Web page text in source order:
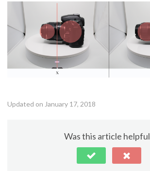
Updated on January 17, 2018
Was this article